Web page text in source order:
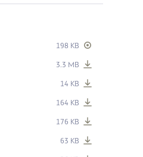
198 KB
3.3 MB
14 KB
164 KB
176 KB
63 KB